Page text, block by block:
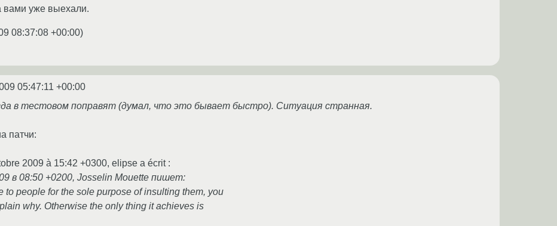
вами уже выехали.
08:37:08 +00:00)
05:47:11 +00:00
в тестовом поправят (думал, что это бывает быстро). Ситуация странная.
патчи:
2009 à 15:42 +0300, elipse a écrit :
в 08:50 +0200, Josselin Mouette пишет:
to people for the sole purpose of insulting them, you
why. Otherwise the only thing it achieves is